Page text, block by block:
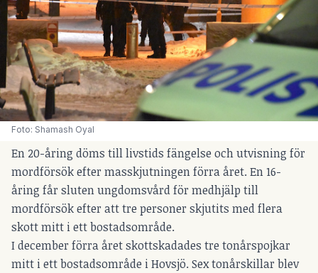
Foto: Shamash Oyal
En 20-åring döms till livstids fängelse och utvisning för
mordförsök efter masskjutningen förra året. En 16-
åring får sluten ungdomsvård för medhjälp till
mordförsök efter att tre personer skjutits med flera
skott mitt i ett bostadsområde.
I december förra året skottskadades tre tonårspojkar
mitt i ett bostadsområde i Hovsjö. Sex tonårskillar blev